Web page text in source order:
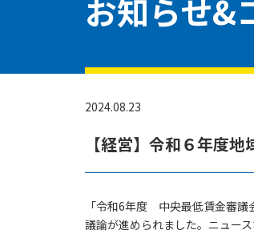
お知らせ&
2024.08.23
【経営】令和６年度
「令和6年度 中央最低賃金審議
議論が進められました。ニュー